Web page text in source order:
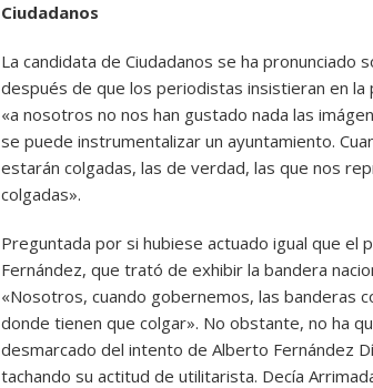
Ciudadanos
La candidata de Ciudadanos se ha pronunciado
después de que los periodistas insistieran en la
«a nosotros no nos han gustado nada las
se puede instrumentalizar un ayuntamiento.
estarán colgadas, las de verdad, las que nos
colgadas».
Preguntada por si hubiese actuado igual que el
Fernández, que trató de exhibir la bandera
«Nosotros, cuando gobernemos, las banderas
donde tienen que colgar». No obstante, no ha
desmarcado del intento de Alberto Fernández
tachando su actitud de utilitarista. Decía